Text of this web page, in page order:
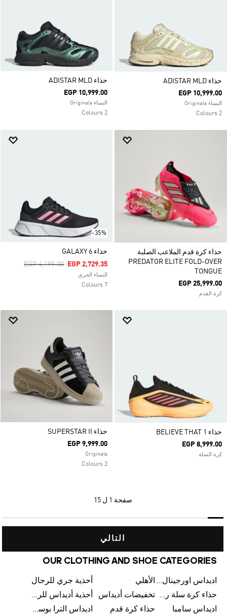
حذاء ADISTAR MLD
EGP 10,999.00
النساء Originals
2 Colours
حذاء ADISTAR MLD
EGP 10,999.00
النساء Originals
2 Colours
حذاء كرة قدم الملاعب الصلبة
PREDATOR ELITE FOLD-OVER
TONGUE
EGP 25,999.00
كرة القدم
-35%
حذاء GALAXY 6
Price Reduced From
EGP 4,199.00ToEGP 2,729.35
النساء الجري
7 Colours
حذاء BELIEVE THAT 1
EGP 8,999.00
كرة السلة
حذاء SUPERSTAR II
EGP 9,999.00
Originals
2 Colours
صفحة 1 ل 15
التالي
OUR CLOTHING AND SHOE CATEGORIES
اديداس اورجينال رجالي الأهلي
أحذية جري للرجال
حذاء كرة سلة رجالي تخفيضات أديداس
أحذية أديداس للرجال
اديداس سامبا
حذاء كرة قدم
اديداس الترا بوست للرجال